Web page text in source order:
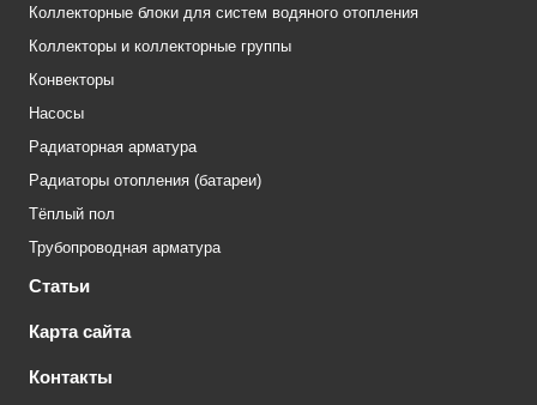
Коллекторные блоки для систем водяного отопления
Коллекторы и коллекторные группы
Конвекторы
Насосы
Радиаторная арматура
Радиаторы отопления (батареи)
Тёплый пол
Трубопроводная арматура
Статьи
Карта сайта
Контакты